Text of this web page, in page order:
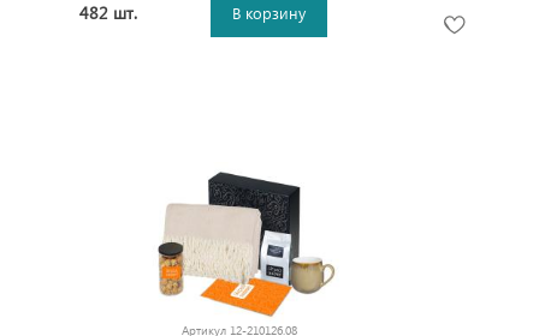
482 шт. В корзину
Артикул 12-210126.08